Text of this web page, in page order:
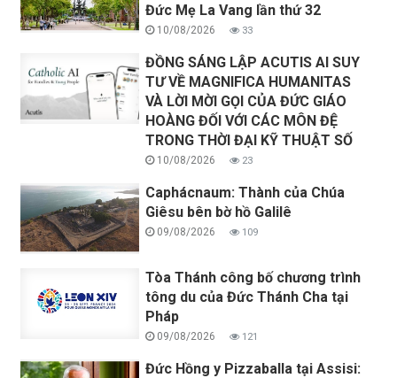
Đức Mẹ La Vang lần thứ 32
10/08/2026 33
ĐỒNG SÁNG LẬP ACUTIS AI SUY
TƯ VỀ MAGNIFICA HUMANITAS
VÀ LỜI MỜI GỌI CỦA ĐỨC GIÁO
HOÀNG ĐỐI VỚI CÁC MÔN ĐỆ
TRONG THỜI ĐẠI KỸ THUẬT SỐ
10/08/2026 23
Caphácnaum: Thành của Chúa
Giêsu bên bờ hồ Galilê
09/08/2026 109
Tòa Thánh công bố chương trình
tông du của Đức Thánh Cha tại
Pháp
09/08/2026 121
Đức Hồng y Pizzaballa tại Assisi: